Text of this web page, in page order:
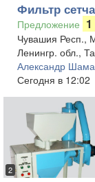
Фильтр
Предложение
Чувашия Респ.,
Ленингр. обл.,
Александр
Сегодня в 12:02
2